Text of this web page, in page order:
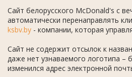
Сайт белорусского McDonald's с
автоматически перенаправлять
ksbv.by - компании, которая
Сайт не содержит отсылок к
даже нет узнаваемого логотипа –
изменился адрес электронной